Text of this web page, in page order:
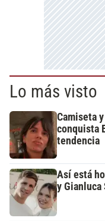
Lo más visto
Camiseta
conquista
tendencia
Así está
y Gianluca